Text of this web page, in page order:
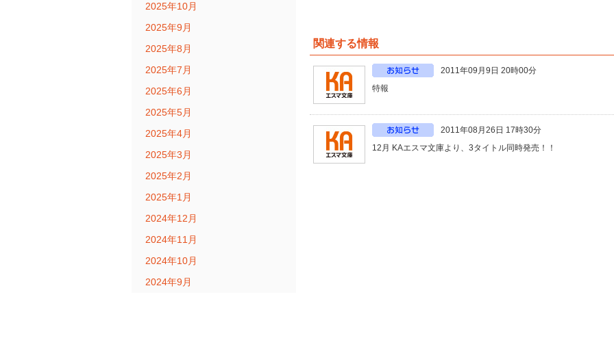
2025年10月
2025年9月
2025年8月
2025年7月
2025年6月
2025年5月
2025年4月
2025年3月
2025年2月
2025年1月
2024年12月
2024年11月
2024年10月
2024年9月
関連する情報
2011年09月9日 20時00分
特報
2011年08月26日 17時30分
12月 KAエスマ文庫より、3タイトル同時発売！！